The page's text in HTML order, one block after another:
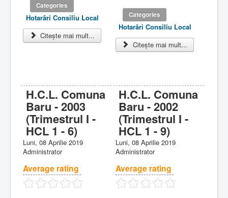
Categories
Hotarâri Consiliu Local
Citește mai mult...
Categories
Hotarâri Consiliu Local
Citește mai mult...
H.C.L. Comuna
Baru - 2003
(Trimestrul I -
HCL 1 - 6)
Luni, 08 Aprilie 2019
Administrator
Average rating
H.C.L. Comuna
Baru - 2002
(Trimestrul I -
HCL 1 - 9)
Luni, 08 Aprilie 2019
Administrator
Average rating